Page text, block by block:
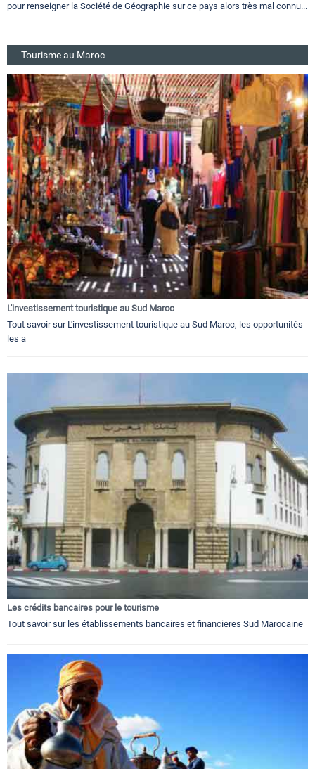
pour renseigner la Société de Géographie sur ce pays alors très mal connu...
Tourisme au Maroc
L'investissement touristique au Sud Maroc
Tout savoir sur L'investissement touristique au Sud Maroc, les opportunités
les a
Les crédits bancaires pour le tourisme
Tout savoir sur les établissements bancaires et financieres Sud Marocaine